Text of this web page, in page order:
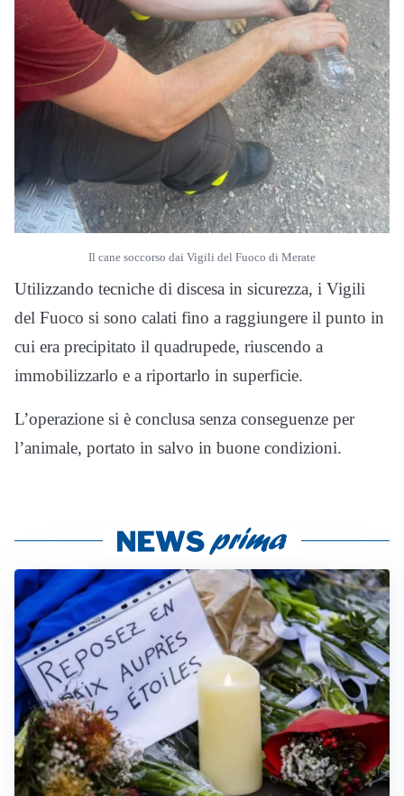
Il cane soccorso dai Vigili del Fuoco di Merate
Utilizzando tecniche di discesa in sicurezza, i Vigili
del Fuoco si sono calati fino a raggiungere il punto in
cui era precipitato il quadrupede, riuscendo a
immobilizzarlo e a riportarlo in superficie.
L’operazione si è conclusa senza conseguenze per
l’animale, portato in salvo in buone condizioni.